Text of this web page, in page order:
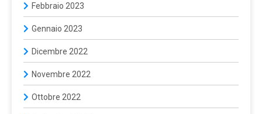
Febbraio 2023
Gennaio 2023
Dicembre 2022
Novembre 2022
Ottobre 2022